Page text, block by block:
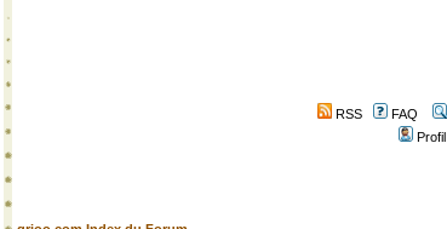
RSS FAQ
Profil